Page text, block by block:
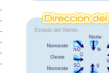
Estado del Viento
Norte
Noroeste
Oeste
Noroeste